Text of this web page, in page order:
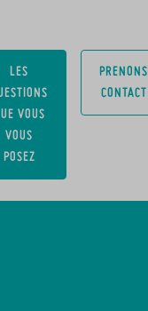
LES
VOUS
VOUS
POSEZ
PRENONS
CONTACT